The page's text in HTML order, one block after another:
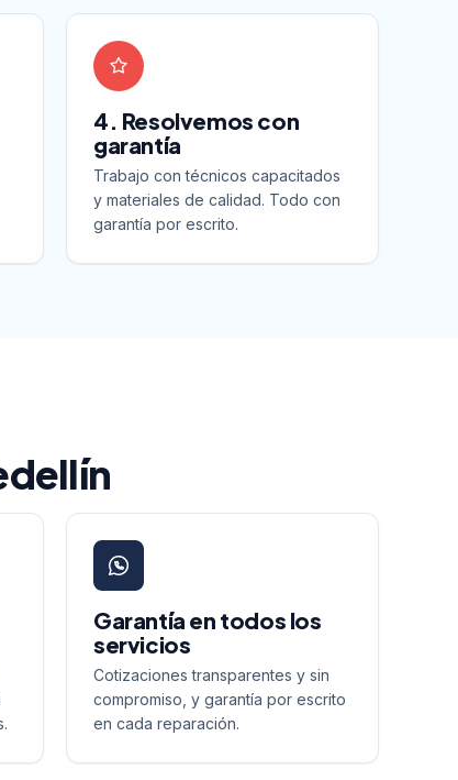
4. Resolvemos con
garantía
Trabajo con técnicos capacitados
y materiales de calidad. Todo con
garantía por escrito.
Garantía en todos los
servicios
Cotizaciones transparentes y sin
compromiso, y garantía por escrito
en cada reparación.